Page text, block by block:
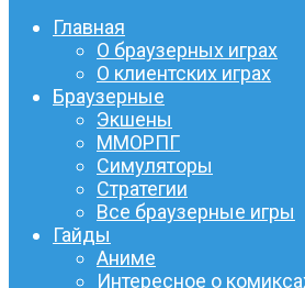
Главная
О браузерных играх
О клиентских играх
Браузерные
Экшены
ММОРПГ
Симуляторы
Стратегии
Все браузерные игры
Гайды
Аниме
Интересное о